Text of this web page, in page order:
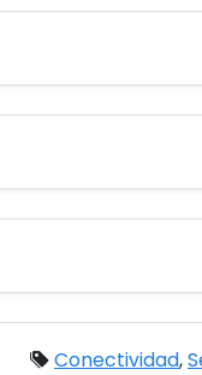
Conectividad,